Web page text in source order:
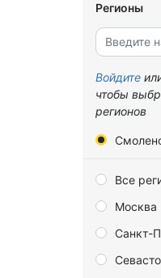
Регионы
Войдите
чтобы
регионов
Все
Москва
Санкт-